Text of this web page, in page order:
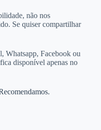
não nos
Se quiser compartilhar
Whatsapp, Facebook ou
disponível apenas no